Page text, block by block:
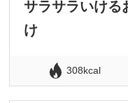
サラサラいける
け
308kcal